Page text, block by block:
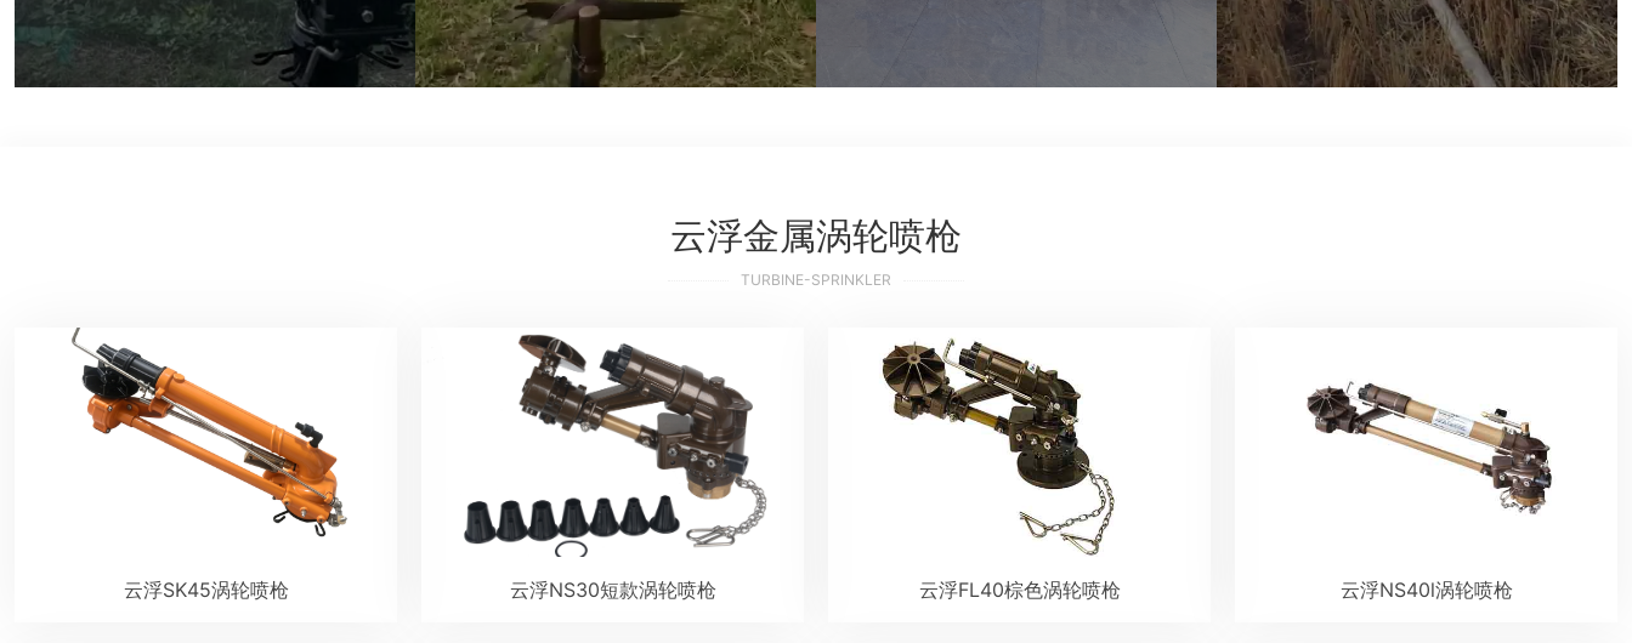
云浮金属涡轮喷枪
TURBINE-SPRINKLER
云浮SK45涡轮喷枪 云浮NS30短款涡轮喷枪 云浮FL40棕色涡轮喷枪 云浮NS40l涡轮喷枪